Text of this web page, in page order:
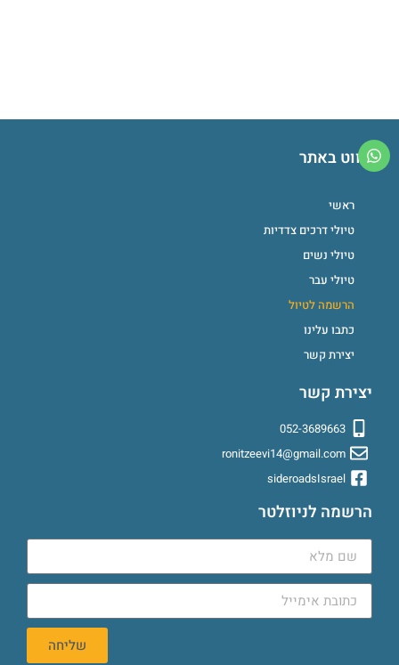
ניווט באתר
ראשי
טיולי דרכים צדדיות
טיולי נשים
טיולי עבר
הרשמה לטיול
כתבו עלינו
יצירת קשר
יצירת קשר
052-3689663
ronitzeevi14@gmail.com
sideroadsIsrael
הרשמה לניוזלטר
שליחה